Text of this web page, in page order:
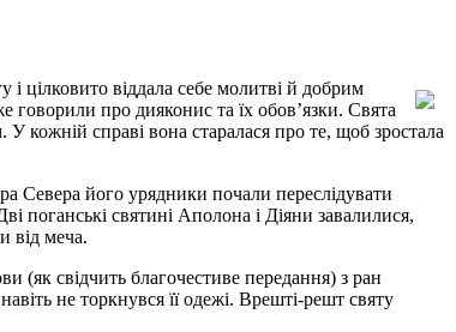
цілковито віддала себе молитві й добрим
говорили про дияконис та їх обов’язки. Свята
У кожній справі вона старалася про те, щоб зростала
Севера його урядники почали переслідувати
поганські святині Аполона і Діяни завалилися,
від меча.
(як свідчить благочестиве передання) з ран
не торкнувся її одежі. Врешті-решт святу